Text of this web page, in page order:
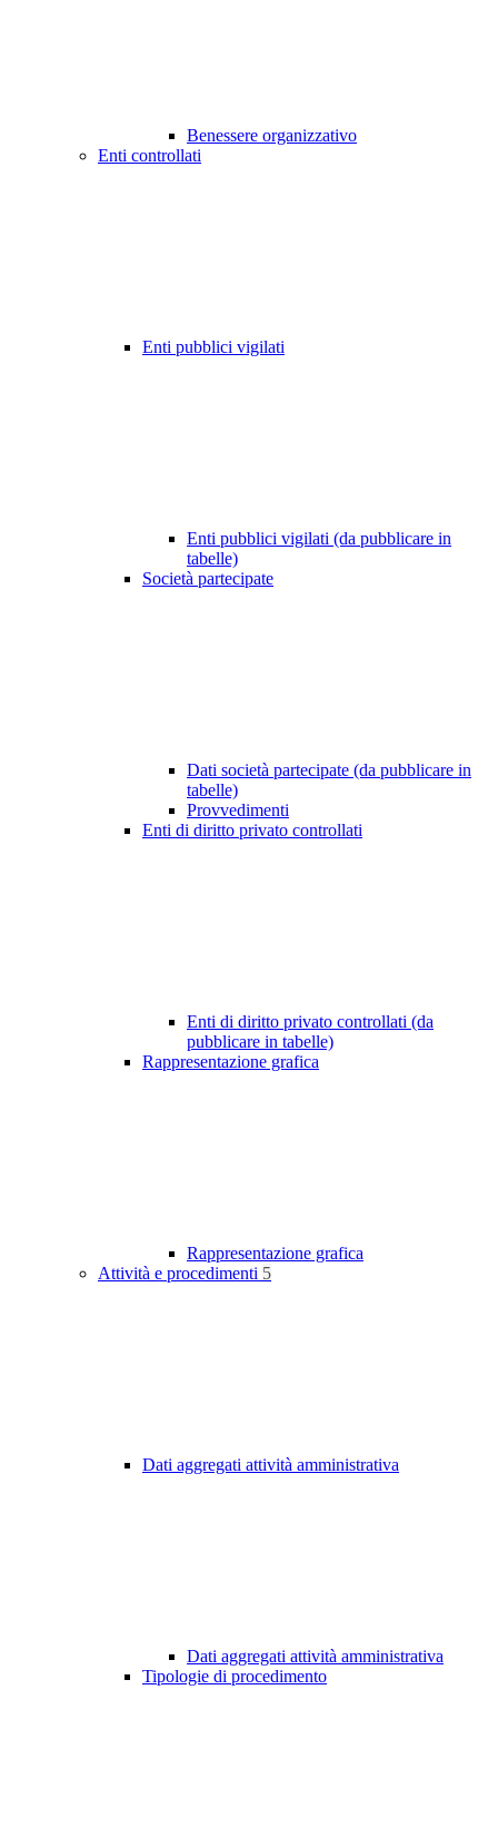
Benessere organizzativo
Enti controllati
Enti pubblici vigilati
Enti pubblici vigilati (da pubblicare in
tabelle)
Società partecipate
Dati società partecipate (da pubblicare in
tabelle)
Provvedimenti
Enti di diritto privato controllati
Enti di diritto privato controllati (da
pubblicare in tabelle)
Rappresentazione grafica
Rappresentazione grafica
Attività e procedimenti 5
Dati aggregati attività amministrativa
Dati aggregati attività amministrativa
Tipologie di procedimento